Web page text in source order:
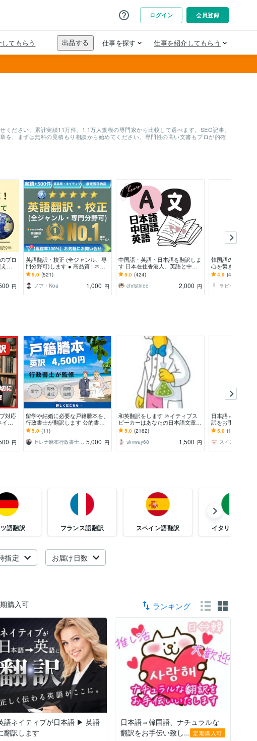
ださい。累計実績11万件、1.1万人規模の専門家から比較して選べます。SEO記事、
、まずは無料の見積もり相談から始めてください。専門性の高い文書もプロが的確
プロ
た
な表
円
英語翻訳・校正 (全ジャンル、専
門分野可)します ● 高品質 | ネイ
ティブレベルのプロが日英翻訳サ
ポート●
5.0 (521)
ノア・Noa
1,000 円
中国語・英語・日本語を翻訳しま
す 日本在住香港人。英語と中国
語のネイティブ！スピード対応★
5.0 (424)
christinee
2,000 円
韓国語の翻訳！
心を繋ぎます ビ
活まで、迅速か
します。
4.9 (428)
ラビットサービ
対応
テ
円
留学や結婚に必要な戸籍謄本を、
行政書士が翻訳します 公的書類
専門の翻訳家による、迅速かつリ
ーズナブルなサービス
5.0 (11)
セレナ麻布行政書士事務所 5,000 円
和英翻訳をします ネイティブス
ピーカーはあなたの日本語文章を
英語に翻訳します
5.0 (2162)
simway68
1,500 円
日本語⇔韓国語、
訳をお手伝い致
良さを生かした
に！マニアック
5.0 (1810)
スイン
語翻訳 フランス語翻訳 スペイン語翻訳 イタリア語翻訳
指定 お届け日数
購入可 ランキング
語ネイティブが日本語 ▶ 英語
翻訳します
日本語⇔韓国語、ナチュラルな
翻訳をお手伝い致し... 定期購入可